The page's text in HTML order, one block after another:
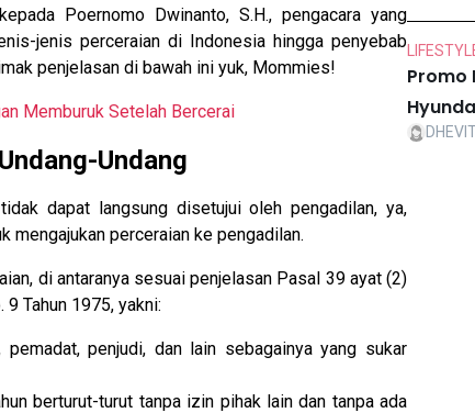
Poernomo Dwinanto, S.H., pengacara yang
jenis perceraian di Indonesia hingga penyebab
penjelasan di bawah ini yuk, Mommies!
Memburuk Setelah Bercerai
Undang
dapat langsung disetujui oleh pengadilan, ya,
mengajukan perceraian ke pengadilan.
di antaranya sesuai penjelasan Pasal 39 ayat (2)
Tahun 1975, yakni:
penjudi, dan lain sebagainya yang sukar
berturut-turut tanpa izin pihak lain dan tanpa ada
Promo